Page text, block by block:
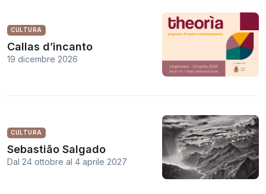
CULTURA
Callas d’incanto
19 dicembre 2026
CULTURA
Sebastião Salgado
Dal 24 ottobre al 4 aprile 2027